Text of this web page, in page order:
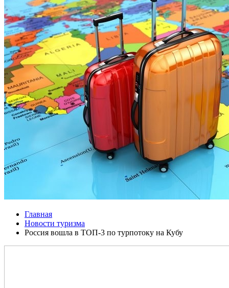
Главная
Новости туризма
Россия вошла в ТОП-3 по турпотоку на Кубу